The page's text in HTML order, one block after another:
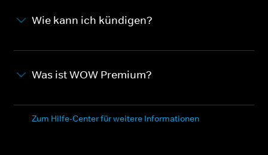
Wie kann ich kündigen?
Was ist WOW Premium?
Zum Hilfe-Center für weitere Informationen